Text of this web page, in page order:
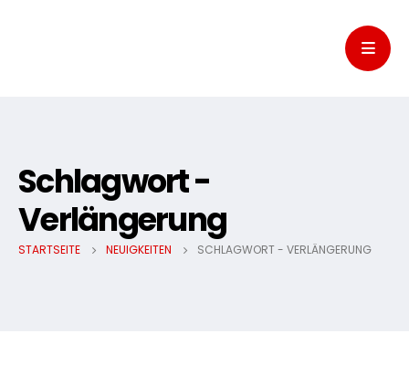
Schlagwort -
Verlängerung
STARTSEITE NEUIGKEITEN SCHLAGWORT - VERLÄNGERUNG